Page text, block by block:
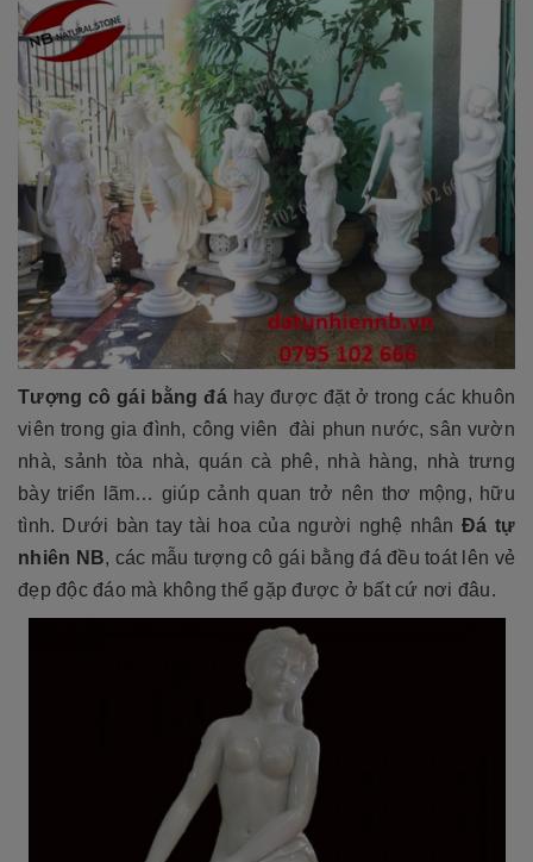
Tượng cô gái bằng đáhay được đặt ở trong các khuôn
viên trong gia đình, công viên đài phun nước, sân vườn
nhà, sảnh tòa nhà, quán cà phê, nhà hàng, nhà trưng
bày triển lãm… giúp cảnh quan trở nên thơ mộng, hữu
tình. Dưới bàn tay tài hoa của người nghệ nhân Đá tự
nhiên NB, các mẫu tượng cô gái bằng đá đều toát lên vẻ
đẹp độc đáo mà không thể gặp được ở bất cứ nơi đâu.